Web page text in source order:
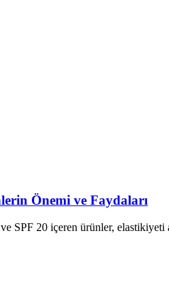
Önemi ve Faydaları
SPF 20 içeren ürünler, elastikiyeti